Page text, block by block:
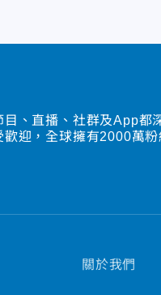
目、直播、社群及App都
迎，全球擁有2000萬粉
關於我們